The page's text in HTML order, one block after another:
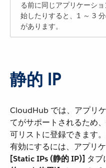
る前に同じアプリケーシ
始したりすると、1 ～ 3
があります。
静的 IP
CloudHub では、アプリ
てがサポートされるため
可リストに登録できます
有効にするには、アプリ
[Static IPs (静的 IP)]
タブ